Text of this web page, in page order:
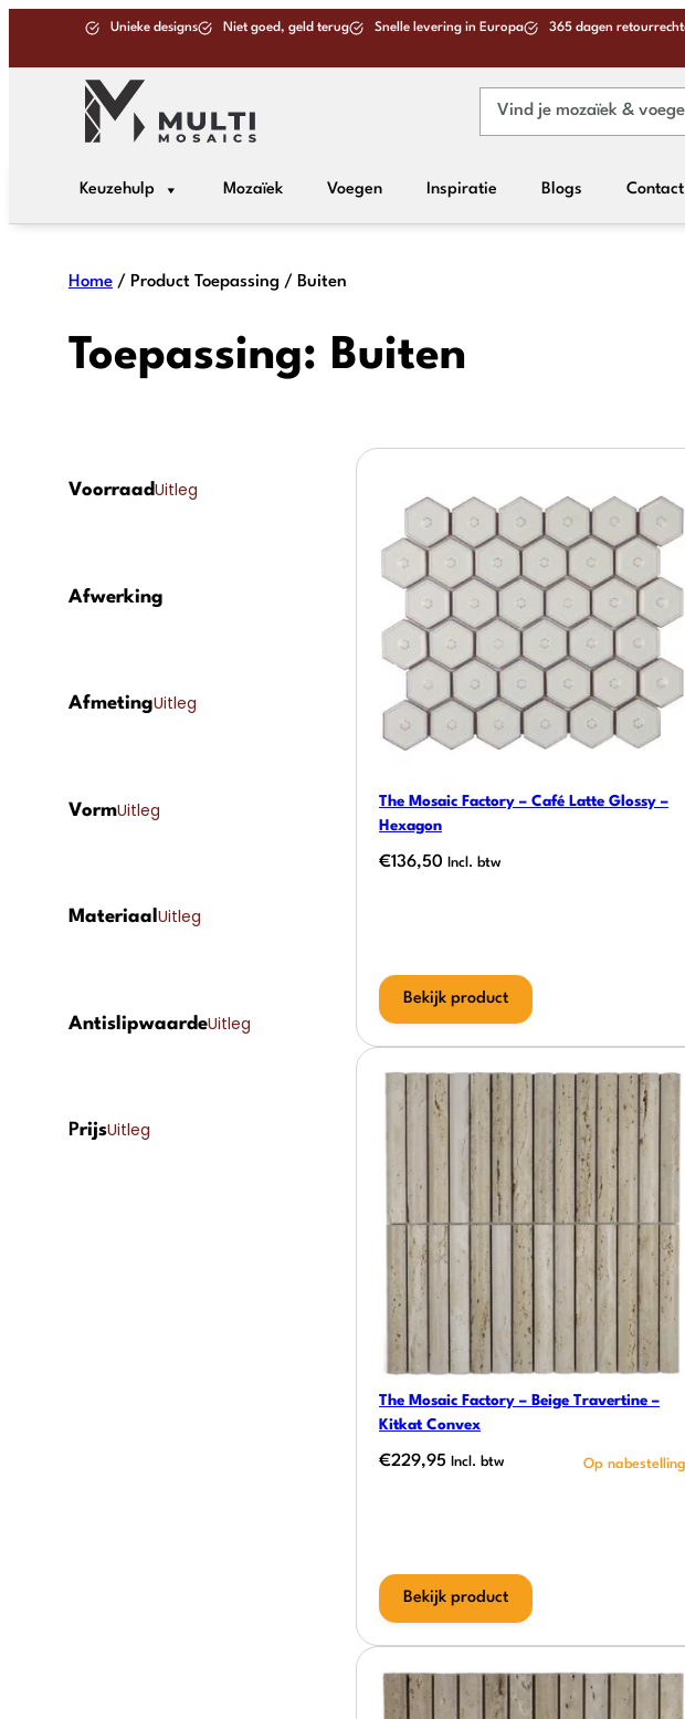
Unieke designs Niet goed, geld terug Snelle levering in Europa 365 dagen retourrecht
Keuzehulp Mozaïek Voegen Inspiratie Blogs Contact
Home / Product Toepassing / Buiten
Toepassing: Buiten
VoorraadUitleg
Afwerking
AfmetingUitleg
VormUitleg
Materiaal Uitleg
AntislipwaardeUitleg
PrijsUitleg
The Mosaic Factory – Café Latte Glossy –
Hexagon
€136,50 Incl. btw
Bekijk product
The Mosaic Factory – Beige Travertine –
Kitkat Convex
€229,95 Incl. btw
Bekijk product